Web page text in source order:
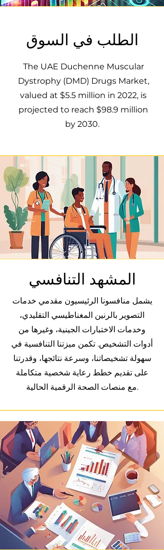
الطلب في السوق
The UAE Duchenne Muscular
Dystrophy (DMD) Drugs Market,
valued at $5.5 million in 2022, is
projected to reach $98.9 million
by 2030.
المشهد التنافسي
يشمل منافسونا الرئيسيون مقدمي خدمات
التصوير بالرنين المغناطيسي التقليدي،
وخدمات الاختبارات الجينية، وغيرها من
أدوات التشخيص. تكمن ميزتنا التنافسية في
سهولة تشخيصاتنا، وسرعة نتائجها، وقدرتنا
على تقديم خطط رعاية شخصية متكاملة
مع منصات الصحة الرقمية الحالية.